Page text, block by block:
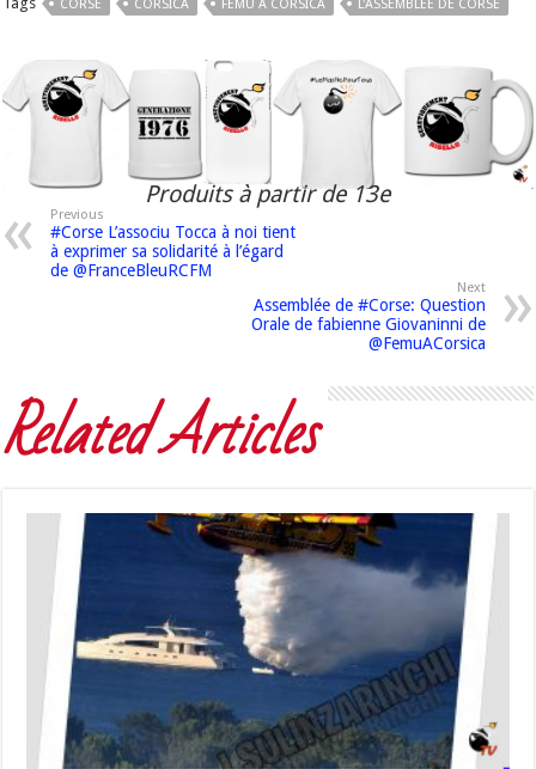
CORSE CORSICA FEMU A CORSICA L'ASSEMBLÉE DE CORSE
Produits à partir de 13e
Previous
#Corse L’associu Tocca à noi tient
à exprimer sa solidarité à l’égard
de @FranceBleuRCFM
Next
Assemblée de #Corse: Question
Orale de fabienne Giovaninni de
@FemuACorsica
Related Articles